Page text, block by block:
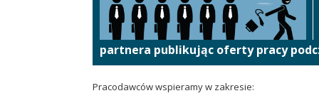
partnera publikując oferty pracy
Pracodawców wspieramy w zakresie: